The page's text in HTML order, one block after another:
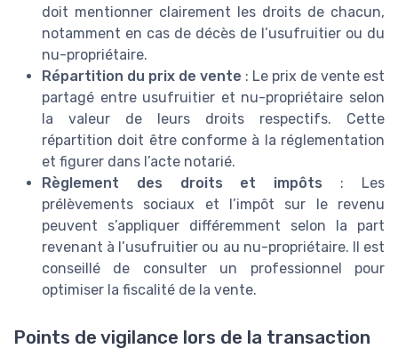
doit mentionner clairement les droits de chacun,
notamment en cas de décès de l’usufruitier ou du
nu-propriétaire.
Répartition du prix de vente : Le prix de vente est
partagé entre usufruitier et nu-propriétaire selon
la valeur de leurs droits respectifs. Cette
répartition doit être conforme à la réglementation
et figurer dans l’acte notarié.
Règlement des droits et impôts : Les
prélèvements sociaux et l’impôt sur le revenu
peuvent s’appliquer différemment selon la part
revenant à l’usufruitier ou au nu-propriétaire. Il est
conseillé de consulter un professionnel pour
optimiser la fiscalité de la vente.
Points de vigilance lors de la transaction